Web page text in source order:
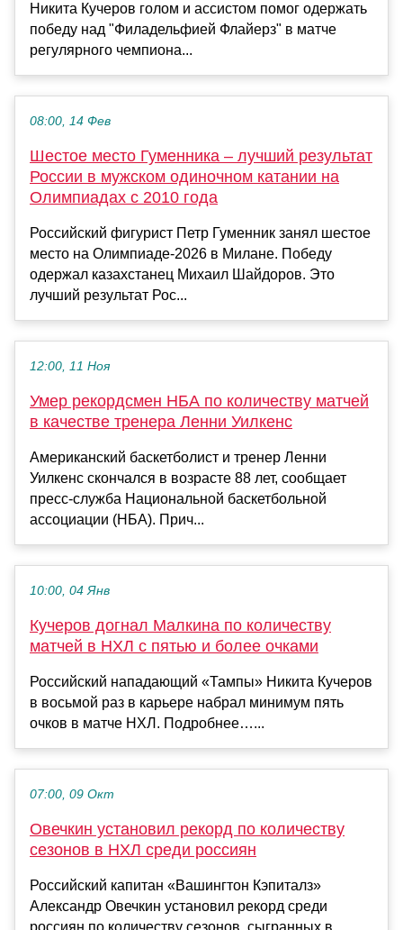
Никита Кучеров голом и ассистом помог одержать
победу над "Филадельфией Флайерз" в матче
регулярного чемпиона...
08:00, 14 Фев
Шестое место Гуменника – лучший результат
России в мужском одиночном катании на
Олимпиадах с 2010 года
Российский фигурист Петр Гуменник занял шестое
место на Олимпиаде-2026 в Милане. Победу
одержал казахстанец Михаил Шайдоров. Это
лучший результат Рос...
12:00, 11 Ноя
Умер рекордсмен НБА по количеству матчей
в качестве тренера Ленни Уилкенс
Американский баскетболист и тренер Ленни
Уилкенс скончался в возрасте 88 лет, сообщает
пресс-служба Национальной баскетбольной
ассоциации (НБА). Прич...
10:00, 04 Янв
Кучеров догнал Малкина по количеству
матчей в НХЛ с пятью и более очками
Российский нападающий «Тампы» Никита Кучеров
в восьмой раз в карьере набрал минимум пять
очков в матче НХЛ. Подробнее…...
07:00, 09 Окт
Овечкин установил рекорд по количеству
сезонов в НХЛ среди россиян
Российский капитан «Вашингтон Кэпиталз»
Александр Овечкин установил рекорд среди